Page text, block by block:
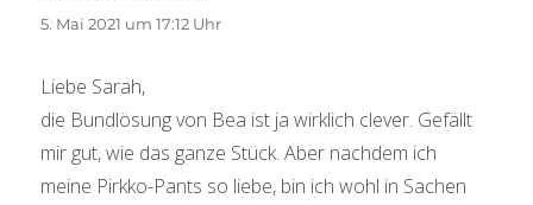
5. Mai 2021 um 17:12 Uhr
Liebe Sarah,
die Bundlösung von Bea ist ja wirklich clever. Gefällt
mir gut, wie das ganze Stück. Aber nachdem ich
meine Pirkko-Pants so liebe, bin ich wohl in Sachen